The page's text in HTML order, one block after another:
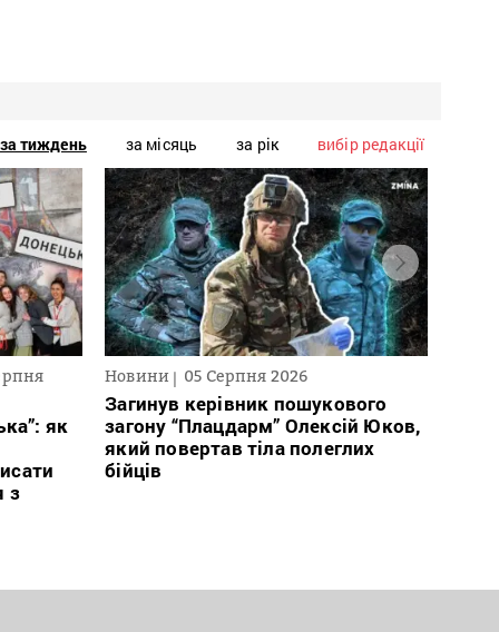
за тиждень за місяць за рік вибір редакції
як
з
Новини 05 Серпня 2026
Загинув керівник пошукового
загону “Плацдарм” Олексій Юков,
який повертав тіла полеглих
бійців